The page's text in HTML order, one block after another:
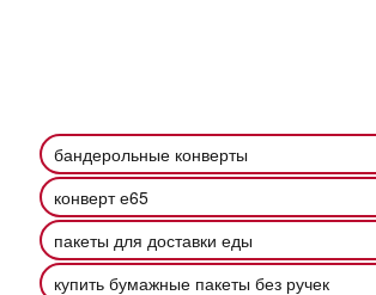
бандерольные конверты
конверт е65
пакеты для доставки еды
купить бумажные пакеты без ручек